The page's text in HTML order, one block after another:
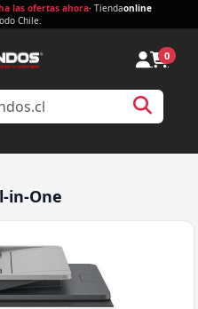
las ofertas ahora· Tiendaonline
Chile.
0
in-One